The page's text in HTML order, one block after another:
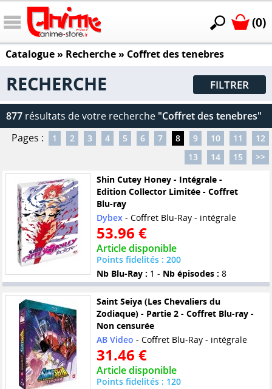
(0)
Catalogue» Recherche » Coffret des tenebres
RECHERCHE FILTRER
877 résultats de votre recherche "Coffret des tenebres"
Pages :
1 2 3 4 5 6 7 8 9 10 11
12
13
14 15
>>
Shin Cutey Honey - Intégrale -
Edition Collector Limitée - Coffret
Blu-ray
Dybex- Coffret Blu-Ray - intégrale
53.96 €
Article disponible
Points fidelités : 200
Nb Blu-Ray : 1 - Nb épisodes : 8
Saint Seiya (Les Chevaliers du
Zodiaque) - Partie 2 - Coffret Blu-ray -
Non censurée
AB Video - Coffret Blu-Ray - intégrale
31.46 €
Article disponible
Points fidelités : 120